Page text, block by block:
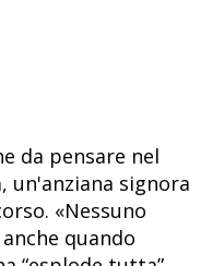
da pensare nel
un'anziana signora
«Nessuno
quando